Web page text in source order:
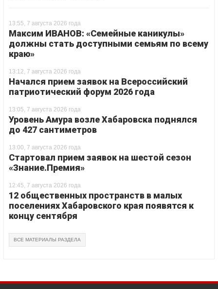
13:55, 7 августа 2026 года
Максим ИВАНОВ: «Семейные каникулы»
должны стать доступными семьям по всему
краю»
13:12, 7 августа 2026 года
Начался прием заявок на Всероссийский
патриотический форум 2026 года
13:05, 7 августа 2026 года
Уровень Амура возле Хабаровска поднялся
до 427 сантиметров
13:00, 7 августа 2026 года
Стартовал прием заявок на шестой сезон
«Знание.Премия»
12:45, 7 августа 2026 года
12 общественных пространств в малых
поселениях Хабаровского края появятся к
концу сентября
ВСЕ МАТЕРИАЛЫ РАЗДЕЛА